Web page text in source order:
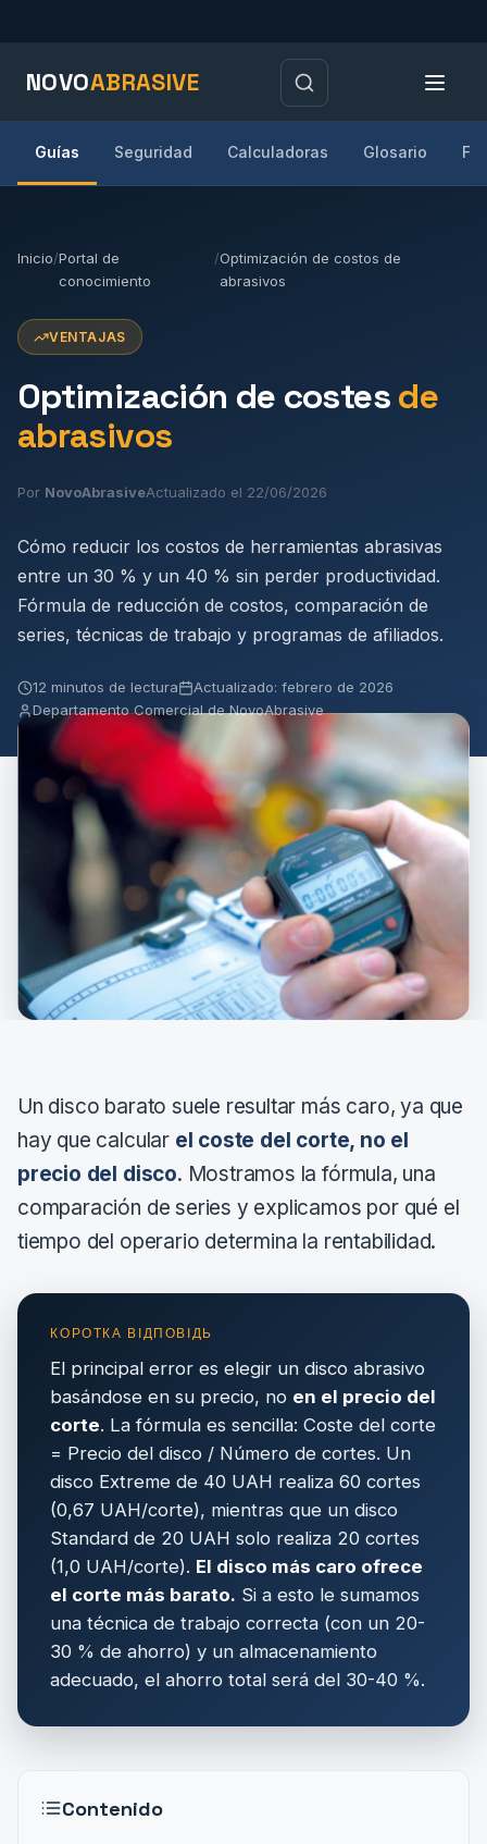
NOVOABRASIVE
Guías Seguridad Calculadoras Glosario
Inicio/Portal de
conocimiento
/Optimización de costos de
abrasivos
VENTAJAS
Optimización de costes de
abrasivos
Por NovoAbrasiveActualizado el 22/06/2026
Cómo reducir los costos de herramientas abrasivas
entre un 30 % y un 40 % sin perder productividad.
Fórmula de reducción de costos, comparación de
series, técnicas de trabajo y programas de afiliados.
12 minutos de lectura
Actualizado: febrero de 2026
Departamento Comercial de NovoAbrasive
Un disco barato suele resultar más caro, ya que
hay que calcular el coste del corte, no el
precio del disco. Mostramos la fórmula, una
comparación de series y explicamos por qué el
tiempo del operario determina la rentabilidad.
El principal error es elegir un disco abrasivo
basándose en su precio, no en el precio del
corte. La fórmula es sencilla: Coste del corte
= Precio del disco / Número de cortes. Un
disco Extreme de 40 UAH realiza 60 cortes
(0,67 UAH/corte), mientras que un disco
Standard de 20 UAH solo realiza 20 cortes
(1,0 UAH/corte). El disco más caro ofrece
el corte más barato. Si a esto le sumamos
una técnica de trabajo correcta (con un 20-
30 % de ahorro) y un almacenamiento
adecuado, el ahorro total será del 30-40 %.
Contenido